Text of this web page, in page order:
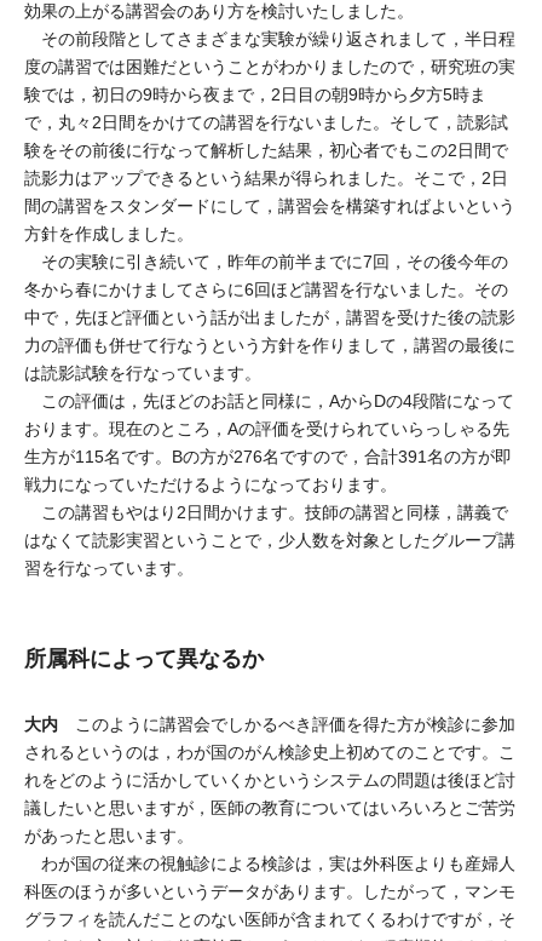
効果の上がる講習会のあり方を検討いたしました。
その前段階としてさまざまな実験が繰り返されまして，半日程
度の講習では困難だということがわかりましたので，研究班の実
験では，初日の9時から夜まで，2日目の朝9時から夕方5時ま
で，丸々2日間をかけての講習を行ないました。そして，読影試
験をその前後に行なって解析した結果，初心者でもこの2日間で
読影力はアップできるという結果が得られました。そこで，2日
間の講習をスタンダードにして，講習会を構築すればよいという
方針を作成しました。
その実験に引き続いて，昨年の前半までに7回，その後今年の
冬から春にかけましてさらに6回ほど講習を行ないました。その
中で，先ほど評価という話が出ましたが，講習を受けた後の読影
力の評価も併せて行なうという方針を作りまして，講習の最後に
は読影試験を行なっています。
この評価は，先ほどのお話と同様に，AからDの4段階になって
おります。現在のところ，Aの評価を受けられていらっしゃる先
生方が115名です。Bの方が276名ですので，合計391名の方が即
戦力になっていただけるようになっております。
この講習もやはり2日間かけます。技師の講習と同様，講義で
はなくて読影実習ということで，少人数を対象としたグループ講
習を行なっています。
所属科によって異なるか
大内 このように講習会でしかるべき評価を得た方が検診に参加
されるというのは，わが国のがん検診史上初めてのことです。こ
れをどのように活かしていくかというシステムの問題は後ほど討
議したいと思いますが，医師の教育についてはいろいろとご苦労
があったと思います。
わが国の従来の視触診による検診は，実は外科医よりも産婦人
科医のほうが多いというデータがあります。したがって，マンモ
グラフィを読んだことのない医師が含まれてくるわけですが，そ